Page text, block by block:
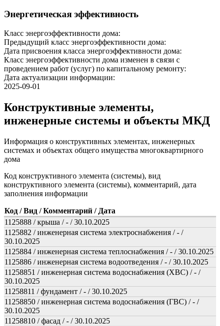
Энергетическая эффективность
Класс энергоэффективности дома:
Предыдущий класс энергоэффективности дома:
Дата присвоения класса энергоэффективности дома:
Класс энергоэффективности дома изменен в связи с
проведением работ (услуг) по капитальному ремонту:
Дата актуализации информации:
2025-09-01
Конструктивные элементы,
инженерные системы и объекты МКД
Информация о конструктивных элементах, инженерных
системах и объектах общего имущества многоквартирного
дома
Код конструктивного элемента (системы), вид
конструктивного элемента (системы), комментарий, дата
заполнения информации
Код / Вид / Комментарий / Дата
1125888 / крыша / - / 30.10.2025
1125882 / инженерная система электроснабжения / - /
30.10.2025
1125884 / инженерная система теплоснабжения / - / 30.10.2025
1125886 / инженерная система водоотведения / - / 30.10.2025
11258851 / инженерная система водоснабжения (ХВС) / - /
30.10.2025
11258811 / фундамент / - / 30.10.2025
11258850 / инженерная система водоснабжения (ГВС) / - /
30.10.2025
11258810 / фасад / - / 30.10.2025